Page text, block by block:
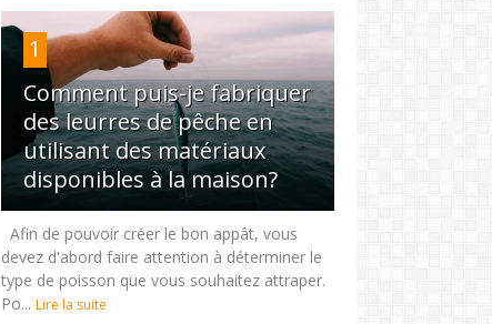
1
Comment puis-je fabriquer
des leurres de pêche en
utilisant des matériaux
disponibles à la maison?
Afin de pouvoir créer le bon appât, vous
devez d'abord faire attention à déterminer le
type de poisson que vous souhaitez attraper.
Po... Lire la suite